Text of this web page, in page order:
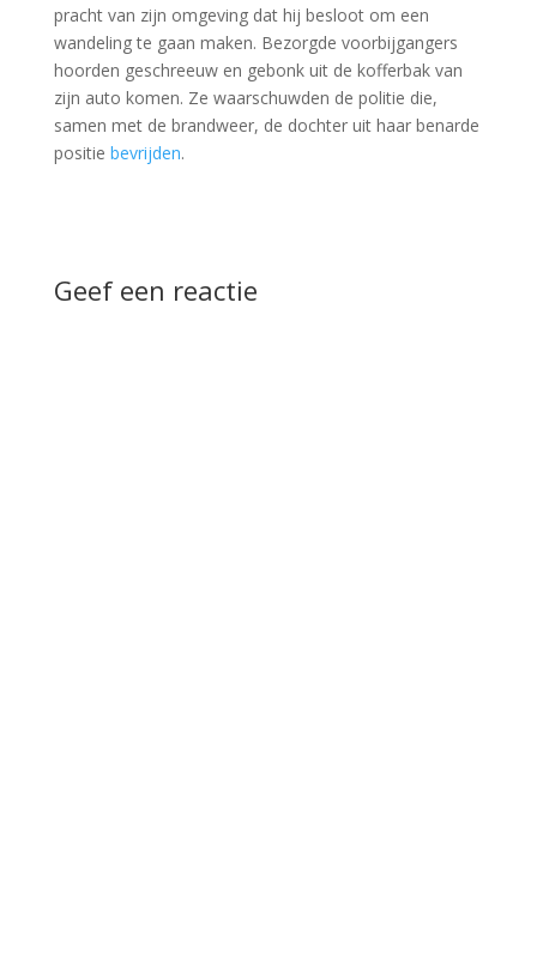
pracht van zijn omgeving dat hij besloot om een
wandeling te gaan maken. Bezorgde voorbijgangers
hoorden geschreeuw en gebonk uit de kofferbak van
zijn auto komen. Ze waarschuwden de politie die,
samen met de brandweer, de dochter uit haar benarde
positie bevrijden.
Geef een reactie